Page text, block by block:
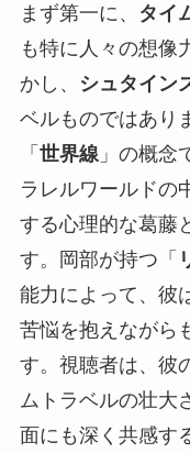
まず第一に、 タイ
も特に人々の想像
かし、
シュタイン
ベルものではあり
「 世界線 」の概念
ラレルワールドの
する心理的な葛藤
す。岡部が持つ「
能力によって、彼
苦悩を抱えながら
す。視聴者は、彼
ムトラベルの壮大
面にも深く共感す